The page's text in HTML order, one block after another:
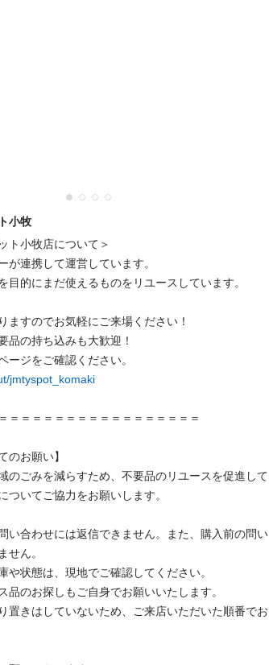
小牧
ト小牧店について＞
が連携して運営しています。
⽬的にまだ使えるものをリユースしています。
ますのでお気軽にご来場ください！
品の持ち込みも大歓迎！
jmtyspot_komaki
＝＝＝＝＝＝＝＝＝＝＝＝＝＝＝＝＝
のお願い】
のごみを減らすため、不要品のリユースを促進して
ついてご協力をお願いします。
い合わせには返信できません。また、購入前の問い
せん。
や状態は、現地でご確認してください。
品のお探しもご自身でお願いいたします。
置きはしていないため、ご来店いただいた順番でお